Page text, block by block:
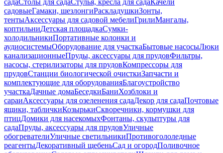
садаСтолы для садаСтулья, кресла для садаКачели
садовыеГамаки, шезлонгиРаскладушкиЗонты,
тентыАксессуары для садовой мебелиГрилиМангалы,
коптильниДетская площадкаСумки-
холодильникиПортативные колонки и
аудиосистемыОборудование для участкаБытовые насосыЛюки
канализационныеПруды, аксессуары для прудовФильтры,
насосы, стерилизаторы для прудовКомпрессоры для
прудовСтанции биологической очисткиЗапчасти и
комплектующие для оборудованияБлагоустройство
участкаДачные домаБеседкиБаниХозблоки и
сараиАксессуары для озеленения садаДекор для садаПочтовые
ящики, табличкиКозырькиСкворечники, кормушки для
птицДомики для насекомыхФонтаны, скульптуры для
садаПруды, аксессуары для прудовУличные
обогревателиУличные светильникиПротивогололедные
реагентыДекоративный щебеньСад и огородПоливочное